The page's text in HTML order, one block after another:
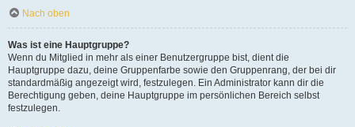
Nach oben
Was ist eine Hauptgruppe?
Wenn du Mitglied in mehr als einer Benutzergruppe bist, dient die
Hauptgruppe dazu, deine Gruppenfarbe sowie den Gruppenrang, der bei dir
standardmäßig angezeigt wird, festzulegen. Ein Administrator kann dir die
Berechtigung geben, deine Hauptgruppe im persönlichen Bereich selbst
festzulegen.